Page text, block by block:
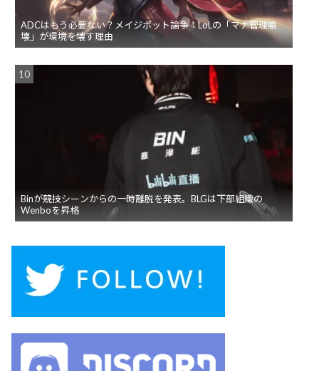
ADCはもう必要ない？メイジボット論争：LoLの「マナ管理崩
壊」が環境を壊す理由
Binが競技シーンからの一時離脱を発表。BLGは下部組織の
Wenboを昇格